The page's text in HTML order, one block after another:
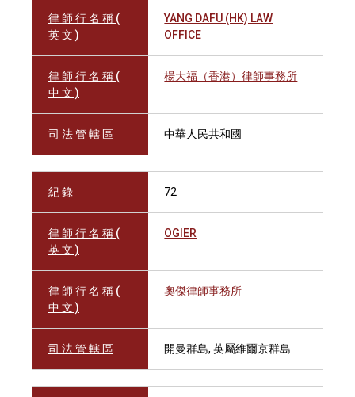
律 師 行 名 稱 (
英 文 )
YANG DAFU (HK) LAW
OFFICE
律 師 行 名 稱 (
中 文 )
楊大福（香港）律師事務所
司 法 管 轄 區 中華人民共和國
紀 錄 72
律 師 行 名 稱 (
英 文 )
OGIER
律 師 行 名 稱 (
中 文 )
奧傑律師事務所
司 法 管 轄 區 開曼群島, 英屬維爾京群島